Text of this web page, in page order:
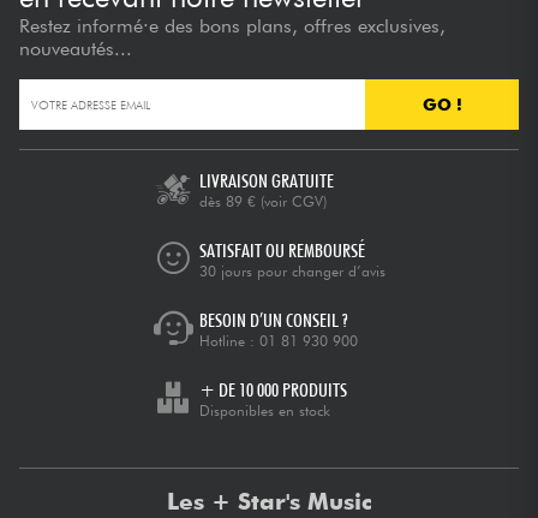
Restez informé·e des bons plans, offres exclusives,
nouveautés...
GO !
LIVRAISON GRATUITE
dès 89 € (voir CGV)
SATISFAIT OU REMBOURSÉ
30 jours pour changer d’avis
BESOIN D’UN CONSEIL ?
Hotline : 01 81 930 900
+ DE 10 000 PRODUITS
Disponibles en stock
Les + Star's Music